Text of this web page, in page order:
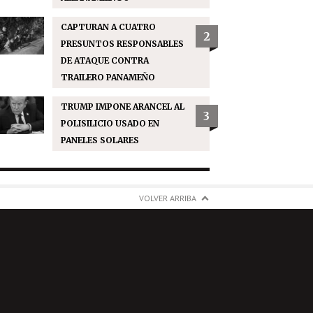
CAPTURAN A CUATRO
PRESUNTOS RESPONSABLES
DE ATAQUE CONTRA
TRAILERO PANAMEÑO
2
TRUMP IMPONE ARANCEL AL
POLISILICIO USADO EN
PANELES SOLARES
3
VOLVER ARRIBA